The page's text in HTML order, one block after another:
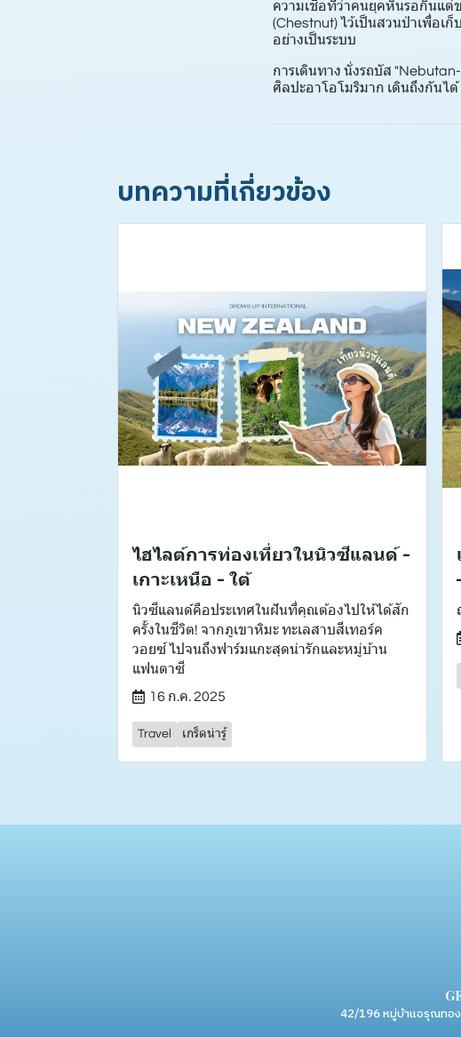
ความเชื่อที่ว่าคนยุคหินรอกินแ
(Chestnut) ไว้เป็นสวนป่าเพื่อเ
อย่างเป็นระบบ
การเดินทาง นั่งรถบัส
ศิลปะอาโอโมริมาก เดินถึงกันได้
บทความที่เกี่ยวข้อง
ไฮไลต์การท่องเที่ยวในนิวซีแลนด์ -
เกาะเหนือ - ใต้
นิวซีแลนด์คือประเทศในฝันที่คุณต้องไปให้ได้สัก
ครั้งในชีวิต! จากภูเขาหิมะ ทะเลสาบสีเทอร์ค
วอยซ์ ไปจนถึงฟาร์มแกะสุดน่ารักและหมู่บ้าน
แฟนตาซี
16 ก.ค. 2025
Travel เกร็ดน่ารู้
42/196 หมู่บ้านอรุณทอ